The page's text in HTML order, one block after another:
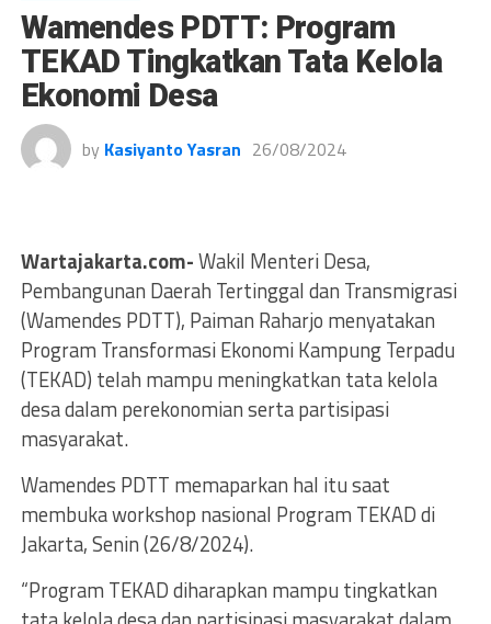
Wamendes PDTT: Program
TEKAD Tingkatkan Tata Kelola
Ekonomi Desa
by Kasiyanto Yasran 26/08/2024
Wartajakarta.com-Wakil Menteri Desa,
Pembangunan Daerah Tertinggal dan Transmigrasi
(Wamendes PDTT), Paiman Raharjo menyatakan
Program Transformasi Ekonomi Kampung Terpadu
(TEKAD) telah mampu meningkatkan tata kelola
desa dalam perekonomian serta partisipasi
masyarakat.
Wamendes PDTT memaparkan hal itu saat
membuka workshop nasional Program TEKAD di
Jakarta, Senin (26/8/2024).
“Program TEKAD diharapkan mampu tingkatkan